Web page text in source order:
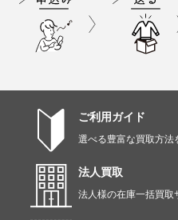
ご利用ガイド
選べる豊富な買取方法
法人買取
法人様の在庫一括買取